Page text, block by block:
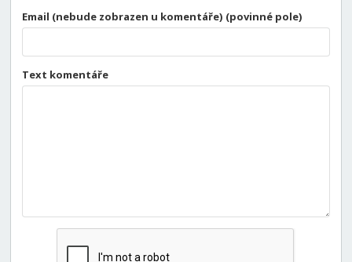
Email (nebude zobrazen u komentáře) (povinné pole)
Text komentáře